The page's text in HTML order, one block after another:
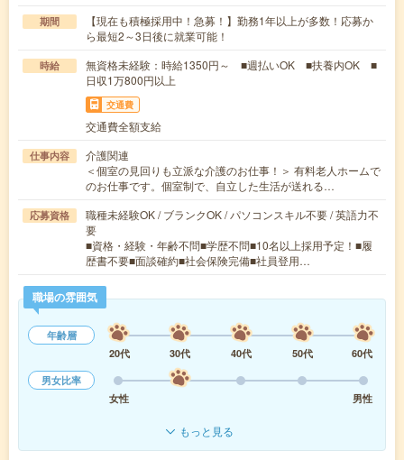
期間
【現在も積極採用中！急募！】勤務1年以上が多数！応募か
ら最短2～3日後に就業可能！
時給
無資格未経験：時給1350円～ ■週払いOK ■扶養内OK ■
日収1万800円以上
交通費
交通費全額支給
仕事内容
介護関連
＜個室の見回りも立派な介護のお仕事！＞ 有料老人ホームで
のお仕事です。個室制で、自立した生活が送れる…
応募資格
職種未経験OK / ブランクOK / パソコンスキル不要 / 英語力不
要
■資格・経験・年齢不問■学歴不問■10名以上採用予定！■履
歴書不要■面談確約■社会保険完備■社員登用…
職場の雰囲気
年齢層
20代
30代 40代 50代
60代
男女比率
女性
男性
もっと見る